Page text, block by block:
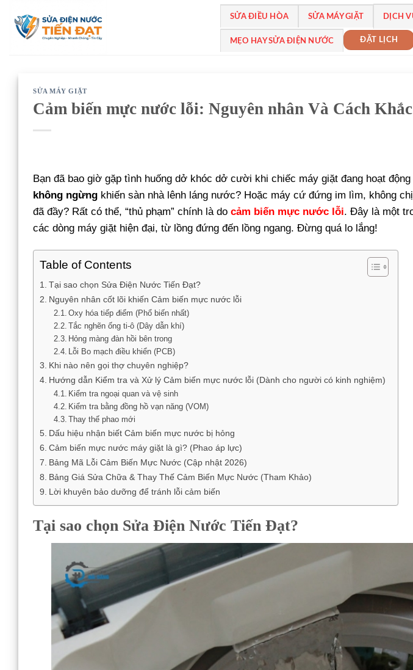
qua
SỬA ĐIỀU HÒA SỬA MÁY GIẶT DỊCH
MẸO HAY SỬA ĐIỆN NƯỚC ĐẶT LỊCH
SỬA MÁY GIẶT
Cảm biến mực nước lỗi: Nguyên nhân Và Cách
Bạn đã bao giờ gặp tình huống dở khóc dở cười khi chiếc máy giặt đang hoạt
không ngừng khiến sàn nhà lênh láng nước? Hoặc máy cứ đứng im lìm, không
đã đầy? Rất có thể, “thủ phạm” chính là do cảm biến mực nước lỗi. Đây là một
các dòng máy giặt hiện đại, từ lồng đứng đến lồng ngang. Đừng quá lo lắng!
Table of Contents
Tại sao chọn Sửa Điện Nước Tiến Đạt?
Nguyên nhân cốt lõi khiến Cảm biến mực nước lỗi
Oxy hóa tiếp điểm (Phổ biến nhất)
Tắc nghẽn ống ti-ô (Dây dẫn khí)
Hỏng màng đàn hồi bên trong
Lỗi Bo mạch điều khiển (PCB)
Khi nào nên gọi thợ chuyên nghiệp?
Hướng dẫn Kiểm tra và Xử lý Cảm biến mực nước lỗi (Dành cho người có kinh nghiệm)
Kiểm tra ngoại quan và vệ sinh
Kiểm tra bằng đồng hồ vạn năng (VOM)
Thay thế phao mới
Dấu hiệu nhận biết Cảm biến mực nước bị hỏng
Cảm biến mực nước máy giặt là gì? (Phao áp lực)
Bảng Mã Lỗi Cảm Biến Mực Nước (Cập nhật 2026)
Bảng Giá Sửa Chữa & Thay Thế Cảm Biến Mực Nước (Tham Khảo)
Lời khuyên bảo dưỡng để tránh lỗi cảm biến
Tại sao chọn Sửa Điện Nước Tiến Đạt?